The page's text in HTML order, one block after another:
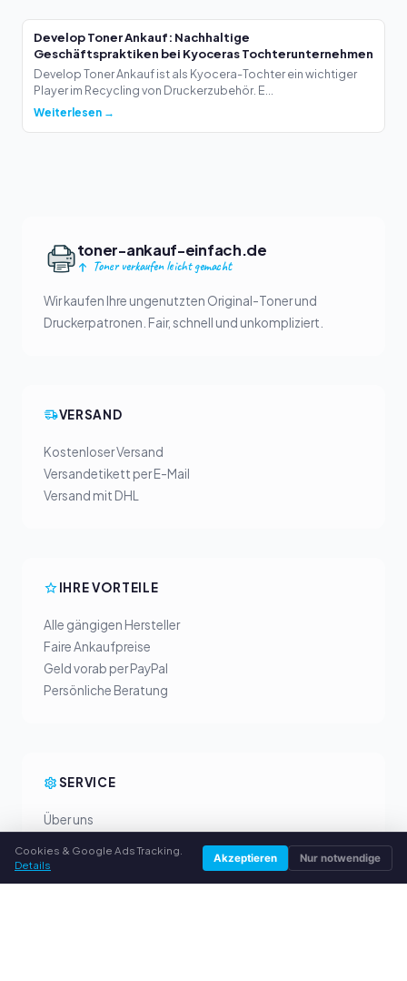
Develop Toner Ankauf: Nachhaltige
Geschäftspraktiken bei Kyoceras Tochterunternehmen
Develop Toner Ankauf ist als Kyocera-Tochter ein wichtiger
Player im Recycling von Druckerzubehör. E...
Weiterlesen →
toner-ankauf-einfach.de
Toner verkaufen leicht gemacht
Wir kaufen Ihre ungenutzten Original-Toner und
Druckerpatronen. Fair, schnell und unkompliziert.
VERSAND
Kostenloser Versand
Versandetikett per E-Mail
Versand mit DHL
IHRE VORTEILE
Alle gängigen Hersteller
Faire Ankaufpreise
Geld vorab per PayPal
Persönliche Beratung
SERVICE
Über uns
Impressum
Häufige Fragen (FAQ)
Cookies & Google Ads Tracking.
Details
Akzeptieren Nur notwendige